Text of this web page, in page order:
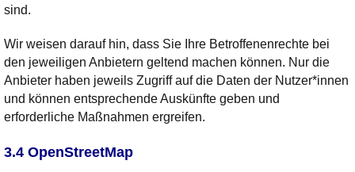
sind.
Wir weisen darauf hin, dass Sie Ihre Betroffenenrechte bei
den jeweiligen Anbietern geltend machen können. Nur die
Anbieter haben jeweils Zugriff auf die Daten der Nutzer*innen
und können entsprechende Auskünfte geben und
erforderliche Maßnahmen ergreifen.
3.4 OpenStreetMap